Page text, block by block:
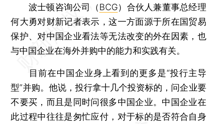
波士顿咨询公司（BCG）合伙人兼董事总经理
何大勇对财新记者表示，这一方面源于所在国贸易
保护、对中国企业看法等无法改变的外在因素，也
与中国企业在海外并购中的能力和实践有关。
目前在中国企业身上看到的更多是“投行主导
型”并购。他说，投行拿十几个投资标的，问企业要
不要买，而且是同时问很多中国企业。中国企业在
此过程中往往是匆忙应付，对于标的是否符合自身